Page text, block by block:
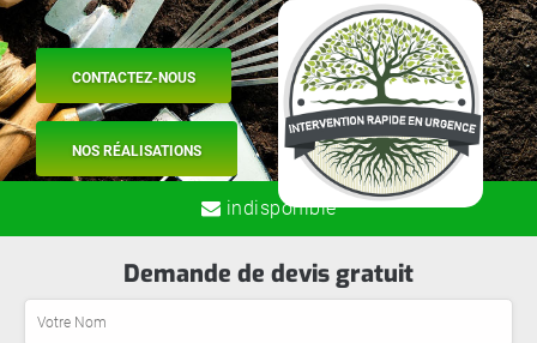
CONTACTEZ-NOUS
NOS RÉALISATIONS
indisponible
Demande de devis gratuit